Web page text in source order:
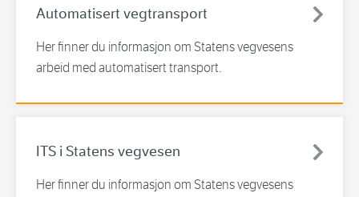
Automatisert vegtransport
Her finner du informasjon om Statens vegvesens
arbeid med automatisert transport.
ITS i Statens vegvesen
Her finner du informasjon om Statens vegvesens